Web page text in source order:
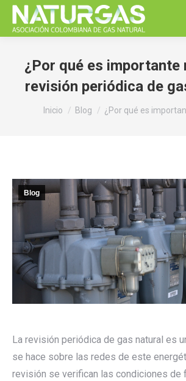
¿Por qué es importante
revisión periódica de
Estás aquí:
Inicio Blog ¿Por qué es
Blog
La revisión periódica de gas natural es
se hace sobre las redes de este
revisión se verifican las condiciones de